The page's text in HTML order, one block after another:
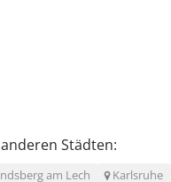
Städten:
am Lech Karlsruhe